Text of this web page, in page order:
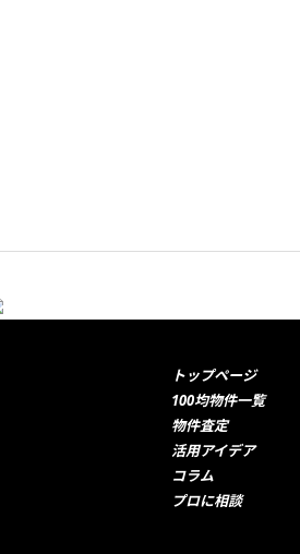
トップページ
100均物件一覧
物件査定
活用アイデア
コラム
プロに相談